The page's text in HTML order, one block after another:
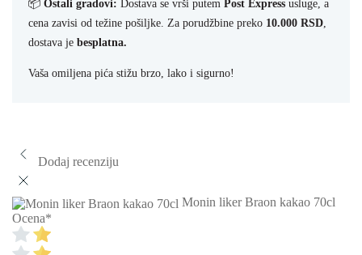
📦 Ostali gradovi: Dostava se vrši putem Post Express usluge, a
cena zavisi od težine pošiljke. Za porudžbine preko 10.000 RSD,
dostava je besplatna.
Vaša omiljena pića stižu brzo, lako i sigurno!
Dodaj recenziju
Monin liker Braon kakao 70cl
Ocena*